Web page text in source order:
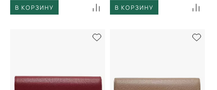
В КОРЗИНУ В КОРЗИНУ